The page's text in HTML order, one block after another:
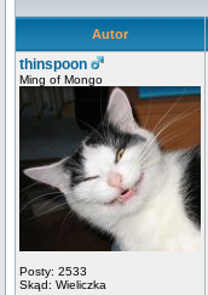
Autor
thinspoon
Ming of Mongo
Posty: 2533
Skąd: Wieliczka